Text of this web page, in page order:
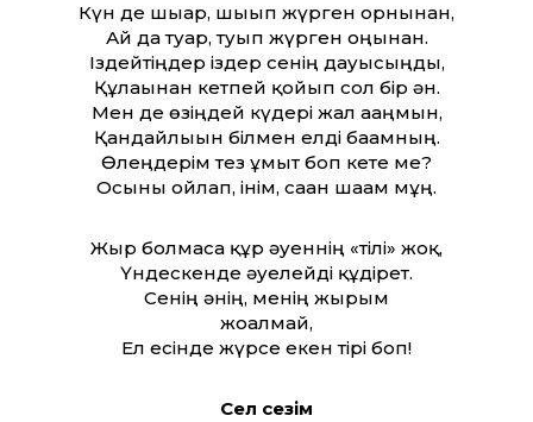
Күн де шығар, шығып жүрген орнынан,
Ай да туар, туып жүрген оңынан.
Іздейтіңдер іздер сенің дауысыңды,
Құлағынан кетпей қойып сол бір ән.
Мен де өзіңдей күдері жал ағаңмын,
Қандайлығын білмен елді бағамның.
Өлеңдерім тез ұмыт боп кете ме?
Осыны ойлап, інім, саған шағам мұң.
Жыр болмаса құр әуеннің «тілі» жоқ,
Үндескенде әуелейді құдірет.
Сенің әнің, менің жырым
жоғалмай,
Ел есінде жүрсе екен тірі боп!
Сел сезім